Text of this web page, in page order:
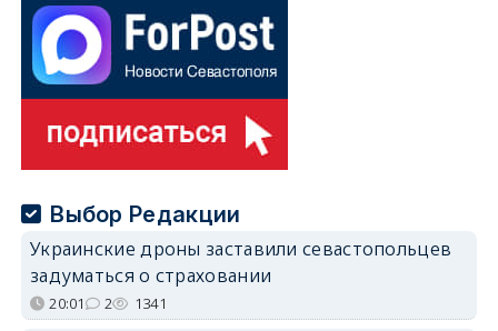
Выбор Редакции
Украинские дроны заставили севастопольцев
задуматься о страховании
20:01 2 1341